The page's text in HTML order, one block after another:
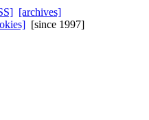
[archives]
[since 1997]